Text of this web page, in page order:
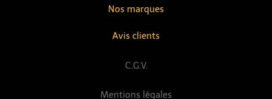
Avis clients
Nos marques
Mentions légales
C.G.V.